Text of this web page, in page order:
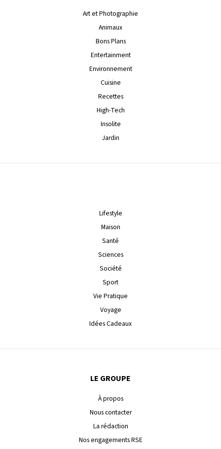
Art et Photographie
Animaux
Bons Plans
Entertainment
Environnement
Cuisine
Recettes
High-Tech
Insolite
Jardin
Lifestyle
Maison
Santé
Sciences
Société
Sport
Vie Pratique
Voyage
Idées Cadeaux
LE GROUPE
À propos
Nous contacter
La rédaction
Nos engagements RSE